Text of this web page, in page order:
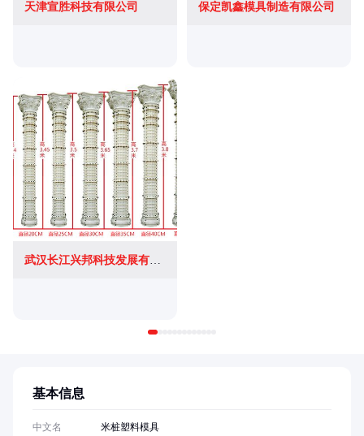
天津宣胜科技有限公司 保定凯鑫模具制造有限公司
基本信息
中文名
米桩塑料模具